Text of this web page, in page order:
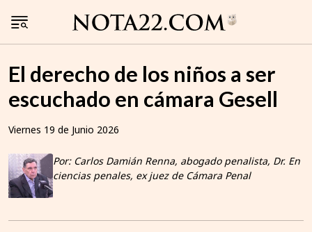
El derecho de los niños a ser
escuchado en cámara Gesell
Viernes 19 de Junio 2026
Por: Carlos Damián Renna, abogado penalista, Dr. En
ciencias penales, ex juez de Cámara Penal